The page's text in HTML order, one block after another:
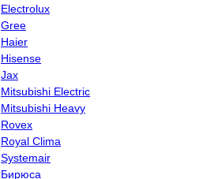
Electrolux
Gree
Haier
Hisense
Jax
Mitsubishi Electric
Mitsubishi Heavy
Rovex
Royal Clima
Systemair
Бирюса